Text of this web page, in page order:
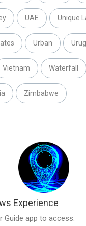
UAE Unique
Urban
Vietnam Waterfall
Zimbabwe
Experience
Guide app to access: